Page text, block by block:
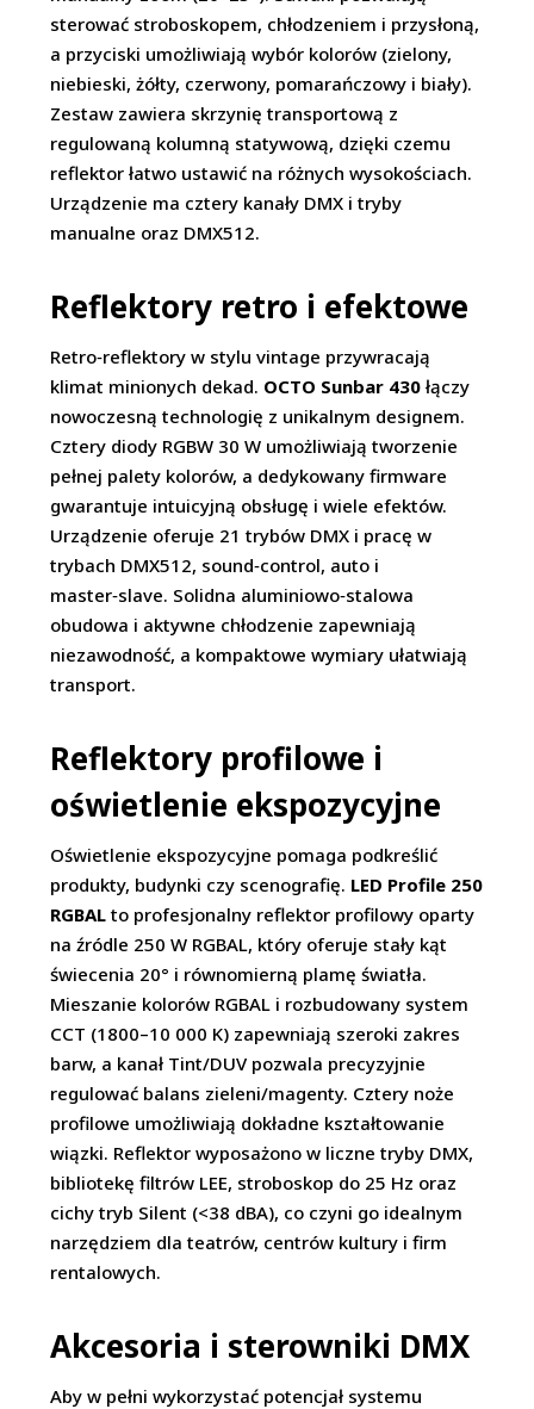
sterować stroboskopem, chłodzeniem i przysłoną,
a przyciski umożliwiają wybór kolorów (zielony,
niebieski, żółty, czerwony, pomarańczowy i biały).
Zestaw zawiera skrzynię transportową z
regulowaną kolumną statywową, dzięki czemu
reflektor łatwo ustawić na różnych wysokościach.
Urządzenie ma cztery kanały DMX i tryby
manualne oraz DMX512.
Reflektory retro i efektowe
Retro‑reflektory w stylu vintage przywracają
klimat minionych dekad. OCTO Sunbar 430 łączy
nowoczesną technologię z unikalnym designem.
Cztery diody RGBW 30 W umożliwiają tworzenie
pełnej palety kolorów, a dedykowany firmware
gwarantuje intuicyjną obsługę i wiele efektów.
Urządzenie oferuje 21 trybów DMX i pracę w
trybach DMX512, sound‑control, auto i
master‑slave. Solidna aluminiowo‑stalowa
obudowa i aktywne chłodzenie zapewniają
niezawodność, a kompaktowe wymiary ułatwiają
transport.
Reflektory profilowe i
oświetlenie ekspozycyjne
Oświetlenie ekspozycyjne pomaga podkreślić
produkty, budynki czy scenografię. LED Profile 250
RGBAL to profesjonalny reflektor profilowy oparty
na źródle 250 W RGBAL, który oferuje stały kąt
świecenia 20° i równomierną plamę światła.
Mieszanie kolorów RGBAL i rozbudowany system
CCT (1800–10 000 K) zapewniają szeroki zakres
barw, a kanał Tint/DUV pozwala precyzyjnie
regulować balans zieleni/magenty. Cztery noże
profilowe umożliwiają dokładne kształtowanie
wiązki. Reflektor wyposażono w liczne tryby DMX,
bibliotekę filtrów LEE, stroboskop do 25 Hz oraz
cichy tryb Silent (<38 dBA), co czyni go idealnym
narzędziem dla teatrów, centrów kultury i firm
rentalowych.
Akcesoria i sterowniki DMX
Aby w pełni wykorzystać potencjał systemu